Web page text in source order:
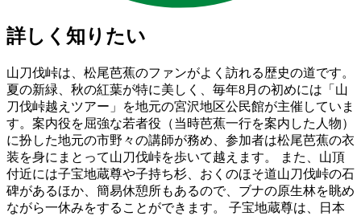
詳しく知りたい
山刀伐峠は、松尾芭蕉のファンがよく訪れる歴史の道です。
夏の新緑、秋の紅葉が特に美しく、毎年8月の初めには「山
刀伐峠越えツアー」を地元の宮沢地区公民館が主催していま
す。案内役を屈強な若者役（当時芭蕉一行を案内した人物）
に扮した地元の市野々の講師が務め、参加者は松尾芭蕉の衣
装を身にまとって山刀伐峠を歩いて越えます。 また、山頂
付近には子宝地蔵尊や子持ち杉、おくのほそ道山刀伐峠の石
碑があるほか、簡易休憩所もあるので、ブナの原生林を眺め
ながら一休みをすることができます。 子宝地蔵尊は、日本